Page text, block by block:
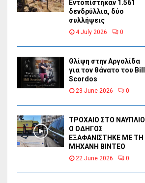
Εντοπίστηκαν 1.561
δενδρύλλια, δύο
συλλήψεις
4 July 2026 0
Θλίψη στην Αργολίδα
για τον θάνατο του Bill
Scordos
23 June 2026 0
ΤΡΟΧΑΙΟ ΣΤΟ ΝΑΥΠΛΙΟ
Ο ΟΔΗΓΟΣ
ΕΞΑΦΑΝΙΣΤΗΚΕ ΜΕ ΤΗ
ΜΗΧΑΝΗ ΒΙΝΤΕΟ
22 June 2026 0